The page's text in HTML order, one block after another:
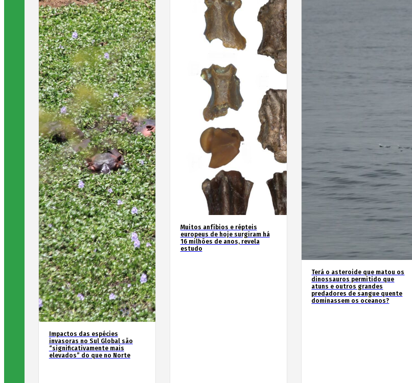
Impactos das espécies
invasoras no Sul Global são
“significativamente mais
elevados” do que no Norte
Muitos anfíbios e répteis
europeus de hoje surgiram há
16 milhões de anos, revela
estudo
Terá o asteroide que matou os
dinossauros permitido que
atuns e outros grandes
predadores de sangue quente
dominassem os oceanos?